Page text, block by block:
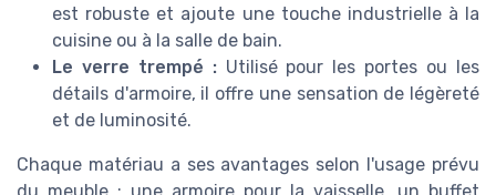
est robuste et ajoute une touche industrielle à la
cuisine ou à la salle de bain.
Le verre trempé :Utilisé pour les portes ou les
détails d'armoire, il offre une sensation de légèreté
et de luminosité.
Chaque matériau a ses avantages selon l'usage prévu